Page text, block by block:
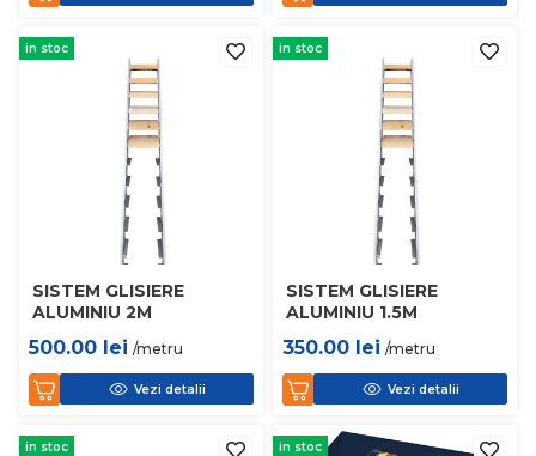
in stoc
SISTEM GLISIERE
ALUMINIU 2M
500.00 lei /metru
Vezi detalii
in stoc
SISTEM GLISIERE
ALUMINIU 1.5M
350.00 lei /metru
Vezi detalii
in stoc in stoc